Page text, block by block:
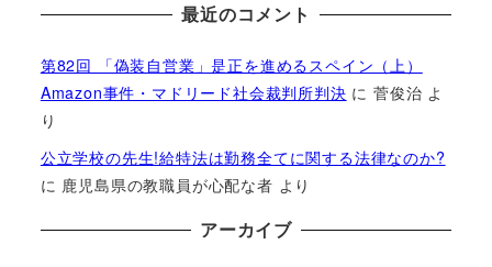
最近のコメント
第82回 「偽装自営業」是正を進めるスペイン（上）
Amazon事件・マドリード社会裁判所判決 に菅俊治 よ
り
公立学校の先生!給特法は勤務全てに関する法律なのか?
に 鹿児島県の教職員が心配な者 より
アーカイブ